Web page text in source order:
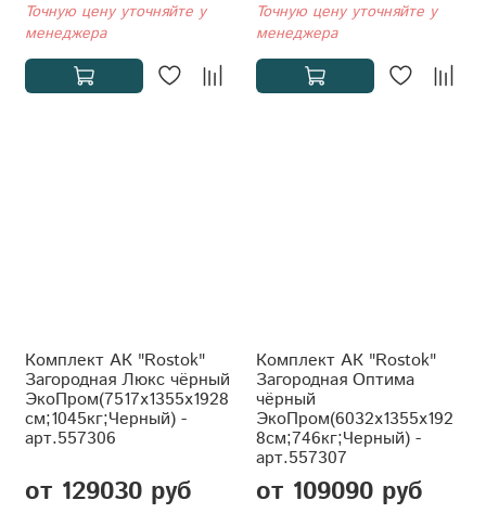
Точную цену уточняйте у
менеджера
Точную цену уточняйте у
менеджера
Комплект АК "Rostok"
Загородная Люкс чёрный
ЭкоПром(7517x1355x1928
см;1045кг;Черный) -
арт.557306
от 129030 руб
Комплект АК "Rostok"
Загородная Оптима
чёрный
ЭкоПром(6032x1355x192
8см;746кг;Черный) -
арт.557307
от 109090 руб